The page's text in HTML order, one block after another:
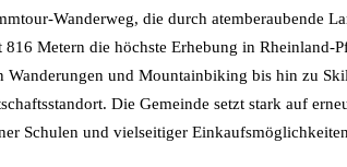
Wanderweg, die durch atemberaubende
Metern die höchste Erhebung in
Wanderungen und Mountainbiking bis hin zu
Die Gemeinde setzt stark auf
Schulen und vielseitiger